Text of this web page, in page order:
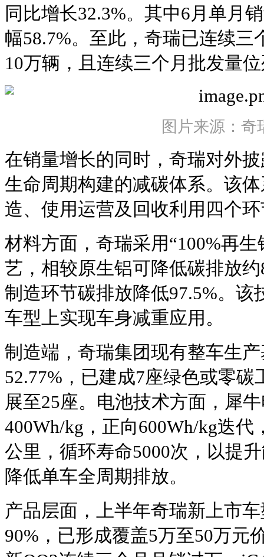
同比增长32.3%。其中6月单月
幅58.7%。至此，奇瑞已连续
10万辆，且连续三个月批发量
图片来源：奇
在销量增长的同时，奇瑞对外
生命周期构建的减碳体系。该
造、使用运营及回收利用四个
材料方面，奇瑞采用“100%再生
艺，相较原生铝可降低碳排放
制造环节碳排放降低97.5%。该
车型上实现车身减重应用。
制造端，奇瑞集团现有整车生
52.77%，已建成7座绿色或零碳
展至25座。电池技术方面，犀
400Wh/kg，正向600Wh/kg迭代
公里，循环寿命5000次，以提
降低单车全周期排放。
产品层面，上半年奇瑞新上市
90%，已形成覆盖5万至50万元